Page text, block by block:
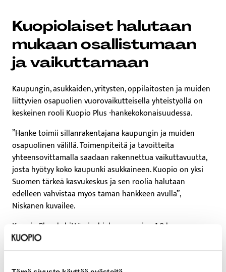
Kuopiolaiset halutaan
mukaan osallistumaan
ja vaikuttamaan
Kaupungin, asukkaiden, yritysten, oppilaitosten ja muiden
liittyvien osapuolien vuorovaikutteisella yhteistyöllä on
keskeinen rooli Kuopio Plus -hankekokonaisuudessa.
”Hanke toimii sillanrakentajana kaupungin ja muiden
osapuolinen välillä. Toimenpiteitä ja tavoitteita
yhteensovittamalla saadaan rakennettua vaikuttavuutta,
josta hyötyy koko kaupunki asukkaineen. Kuopio on yksi
Suomen tärkeä kasvukeskus ja sen roolia halutaan
edelleen vahvistaa myös tämän hankkeen avulla”,
Niskanen kuvailee.
Kuopio Plus -kehittämisohjelman version 1.0 luonnos on
etenemässä kaupunginhallituksen päätöksentekoon
kevättalvella. Sitä ennen kuntalaisilla ja sidosryhmillä on